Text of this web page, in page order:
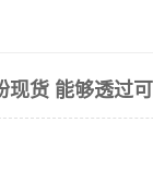
现货 能够透过